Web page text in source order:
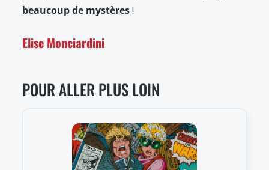
beaucoup de mystères!
Elise Monciardini
POUR ALLER PLUS LOIN